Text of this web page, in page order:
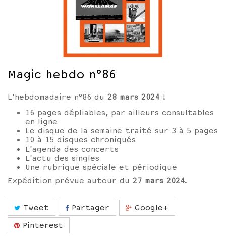
Magic hebdo n°86
L'hebdomadaire n°86 du 28 mars 2024 !
16 pages dépliables, par ailleurs consultables
en ligne
Le disque de la semaine traité sur 3 à 5 pages
10 à 15 disques chroniqués
L'agenda des concerts
L'actu des singles
Une rubrique spéciale et périodique
Expédition prévue autour du 27 mars 2024.
Tweet Partager
Google+
Pinterest